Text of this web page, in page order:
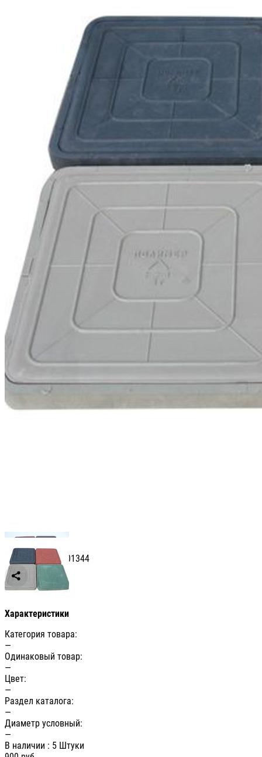
Артикул: УТ-00001344
Сравнить
Характеристики
Категория товара:
—
Одинаковый товар:
—
Цвет:
—
Раздел каталога:
—
Диаметр условный:
—
В наличии : 5 Штуки